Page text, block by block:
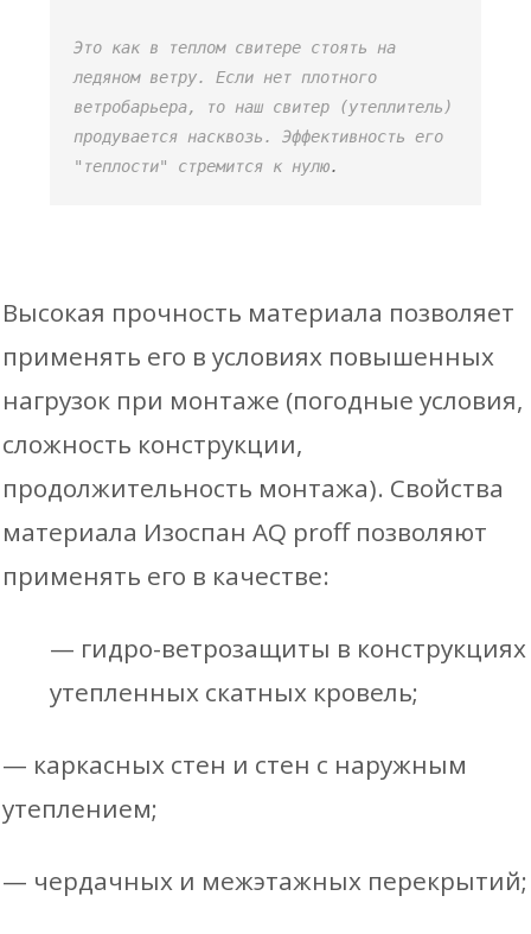
Это как в теплом свитере стоять на
ледяном ветру. Если нет плотного
ветробарьера, то наш свитер (утеплитель)
продувается насквозь. Эффективность его
"теплости" стремится к нулю.
Высокая прочность материала позволяет
применять его в условиях повышенных
нагрузок при монтаже (погодные условия,
сложность конструкции,
продолжительность монтажа). Свойства
материала Изоспан AQ proff позволяют
применять его в качестве:
— гидро-ветрозащиты в конструкциях
утепленных скатных кровель;
— каркасных стен и стен с наружным
утеплением;
— чердачных и межэтажных перекрытий;